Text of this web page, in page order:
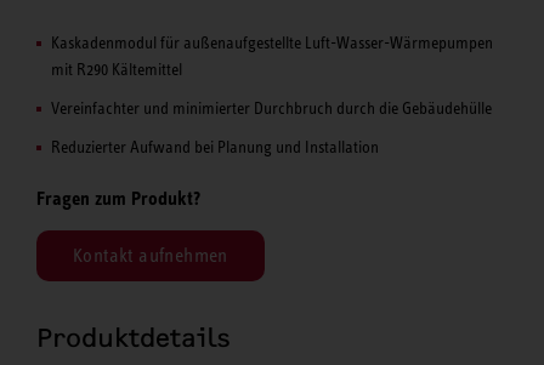
Kaskadenmodul für außenaufgestellte Luft-Wasser-Wärmepumpen
mit R290 Kältemittel
Vereinfachter und minimierter Durchbruch durch die Gebäudehülle
Reduzierter Aufwand bei Planung und Installation
Fragen zum Produkt?
Kontakt aufnehmen
Produktdetails